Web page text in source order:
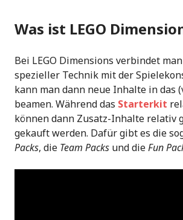
Was ist LEGO
Bei LEGO Dimensions verbindet
spezieller Technik mit der
kann man dann neue Inhalte in das
beamen. Während das Starterkit
können dann Zusatz-Inhalte relativ
gekauft werden. Dafür gibt es die
Packs, die Team Packs und dieFun